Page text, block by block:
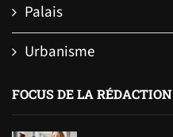
Palais
Urbanisme
FOCUS DE LA RÉDACTION